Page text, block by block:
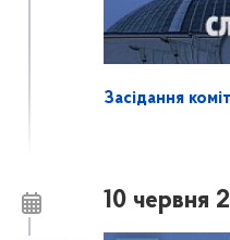
Засідання
10 червня